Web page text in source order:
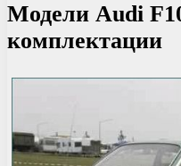
Модели Audi
комплектации